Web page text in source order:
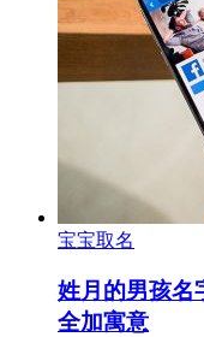
宝宝取名
姓月的男孩名
全加寓意